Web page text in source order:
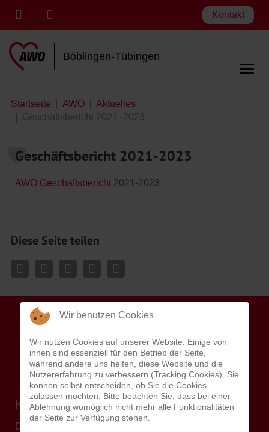
Kontakt
Böblingen-Tübingen
Startseite AWO
Aktuelles
Geschäftsbericht 2021 -2023
Geschäftsbericht 2021-2023
AWO Geschäftsbericht 2021-2023
Diese Seite teilen
KARRIERE
Die AWO als Arbeitgeber
Wir benutzen Cookies
Wir nutzen Cookies auf unserer Website. Einige von
ihnen sind essenziell für den Betrieb der Seite,
während andere uns helfen, diese Website und die
Nutzererfahrung zu verbessern (Tracking Cookies). Sie
können selbst entscheiden, ob Sie die Cookies
zulassen möchten. Bitte beachten Sie, dass bei einer
Ablehnung womöglich nicht mehr alle Funktionalitäten
der Seite zur Verfügung stehen.